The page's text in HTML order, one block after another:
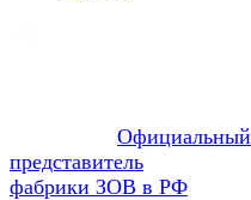
Официальный
представитель
фабрики ЗОВ в РФ